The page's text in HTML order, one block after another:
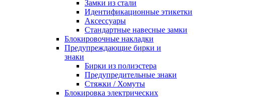
Замки из стали
Идентификационные этикетки
Аксессуары
Стандартные навесные замки
Блокировочные накладки
Предупреждающие бирки и
знаки
Бирки из полиэстера
Предупредительные знаки
Стяжки / Хомуты
Блокировка электрических